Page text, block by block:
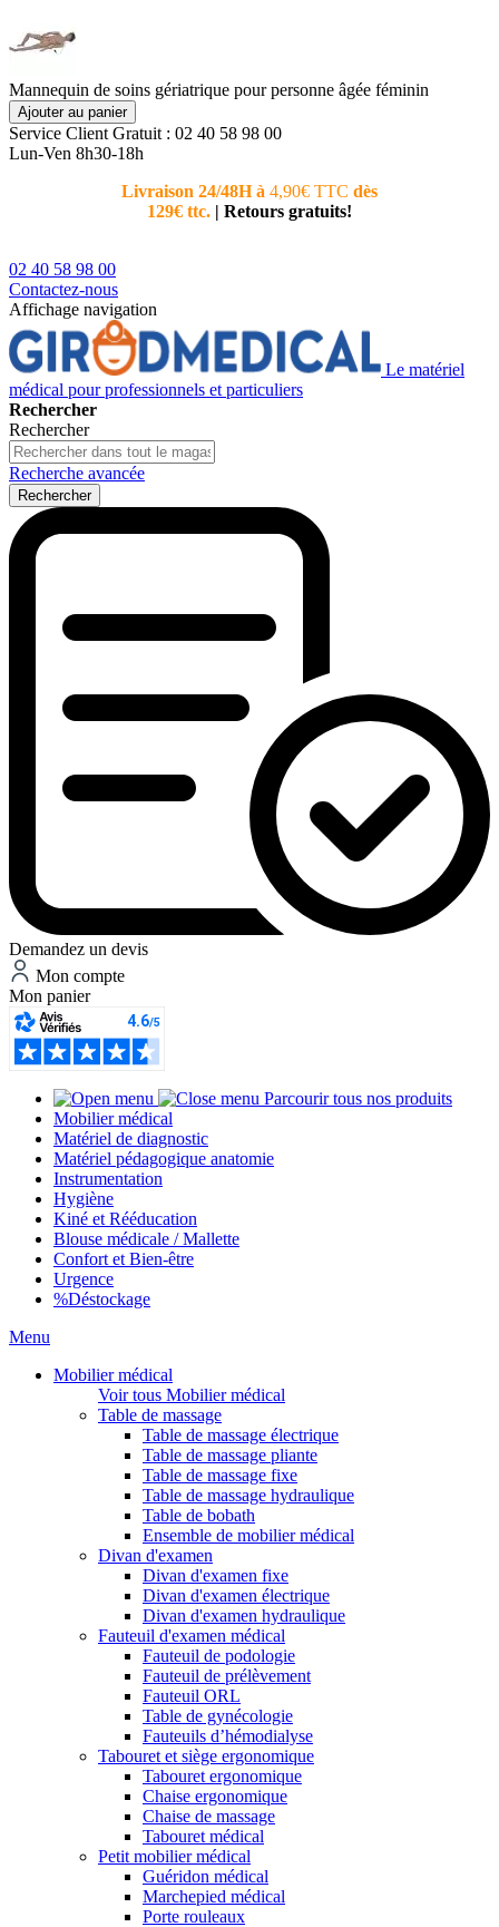
Mannequin de soins gériatrique pour personne âgée féminin
Ajouter au panier
Service Client Gratuit : 02 40 58 98 00
Lun-Ven 8h30-18h
Livraison 24/48H à 4,90€ TTC dès
129€ ttc. | Retours gratuits!
02 40 58 98 00
Contactez-nous
Affichage navigation
Le matériel
médical pour professionnels et particuliers
Rechercher
Rechercher
Recherche avancée
Rechercher
Demandez un devis
Mon compte
Mon panier
Parcourir tous nos produits
Mobilier médical
Matériel de diagnostic
Matériel pédagogique anatomie
Instrumentation
Hygiène
Kiné et Rééducation
Blouse médicale / Mallette
Confort et Bien-être
Urgence
%Déstockage
Menu
Mobilier médical
Voir tous Mobilier médical
Table de massage
Table de massage électrique
Table de massage pliante
Table de massage fixe
Table de massage hydraulique
Table de bobath
Ensemble de mobilier médical
Divan d'examen
Divan d'examen fixe
Divan d'examen électrique
Divan d'examen hydraulique
Fauteuil d'examen médical
Fauteuil de podologie
Fauteuil de prélèvement
Fauteuil ORL
Table de gynécologie
Fauteuils d’hémodialyse
Tabouret et siège ergonomique
Tabouret ergonomique
Chaise ergonomique
Chaise de massage
Tabouret médical
Petit mobilier médical
Guéridon médical
Marchepied médical
Porte rouleaux